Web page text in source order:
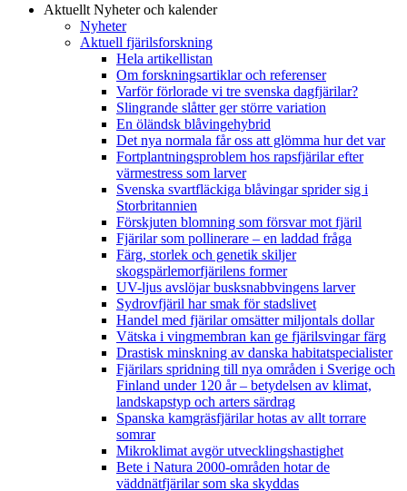
Aktuellt Nyheter och kalender
Nyheter
Aktuell fjärilsforskning
Hela artikellistan
Om forskningsartiklar och referenser
Varför förlorade vi tre svenska dagfjärilar?
Slingrande slåtter ger större variation
En öländsk blåvingehybrid
Det nya normala får oss att glömma hur det var
Fortplantningsproblem hos rapsfjärilar efter
värmestress som larver
Svenska svartfläckiga blåvingar sprider sig i
Storbritannien
Förskjuten blomning som försvar mot fjäril
Fjärilar som pollinerare – en laddad fråga
Färg, storlek och genetik skiljer
skogspärlemorfjärilens former
UV-ljus avslöjar busksnabbvingens larver
Sydrovfjäril har smak för stadslivet
Handel med fjärilar omsätter miljontals dollar
Vätska i vingmembran kan ge fjärilsvingar färg
Drastisk minskning av danska habitatspecialister
Fjärilars spridning till nya områden i Sverige och
Finland under 120 år– betydelsen av klimat,
landskapstyp och arters särdrag
Spanska kamgräsfjärilar hotas av allt torrare
somrar
Mikroklimat avgör utvecklingshastighet
Bete i Natura 2000-områden hotar de
väddnätfjärilar som ska skyddas